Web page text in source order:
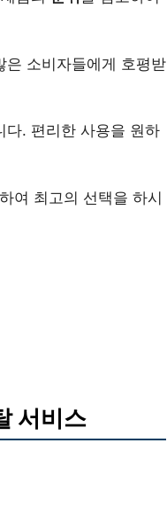
은 소비자들에게 호평받
다. 편리한 사용을 원하
여 최고의 선택을 하시
서비스